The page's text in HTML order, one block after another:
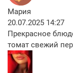
Мария
20.07.2025 14:27
Прекрасное
томат свежий